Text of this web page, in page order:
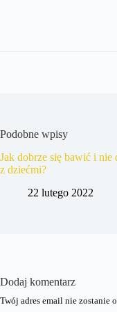
Podobne wpisy
Jak dobrze się bawić i nie
z dziećmi?
22 lutego 2022
Dodaj komentarz
Twój adres email nie zostanie